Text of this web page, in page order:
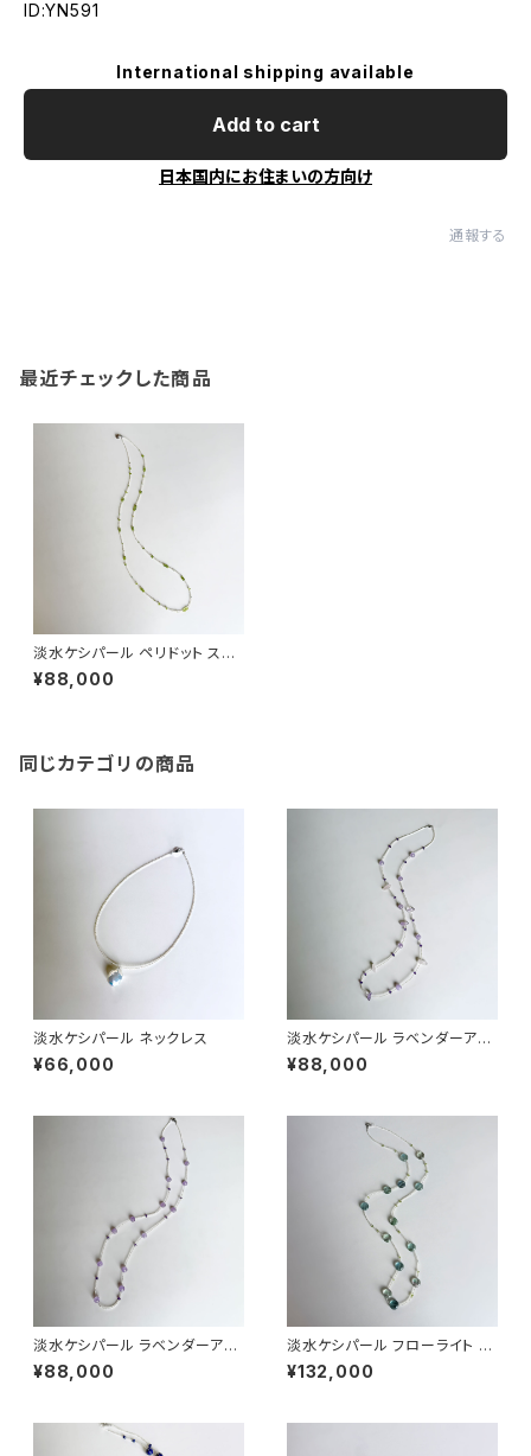
ID:YN591
International shipping available
Add to cart
日本国内にお住まいの方向け
通報する
最近チェックした商品
淡水ケシパール ペリドット ステ
ーションネックレス
¥88,000
同じカテゴリの商品
淡水ケシパール ネックレス
¥66,000
淡水ケシパール ラベンダーアメ
シスト ステーションネックレス
¥88,000
淡水ケシパール ラベンダーアメ
シスト ステーションネックレス
¥88,000
淡水ケシパール フローライト ペ
リドット ステーションネックレス
¥132,000